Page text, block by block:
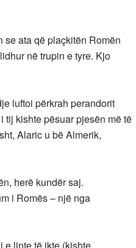
ata që plaçkitën Romën
në trupin e tyre. Kjo
luftoi përkrah perandorit
tij kishte pësuar pjesën më të
Alaric u bë Almerik,
herë kundër saj.
i Romës – një nga